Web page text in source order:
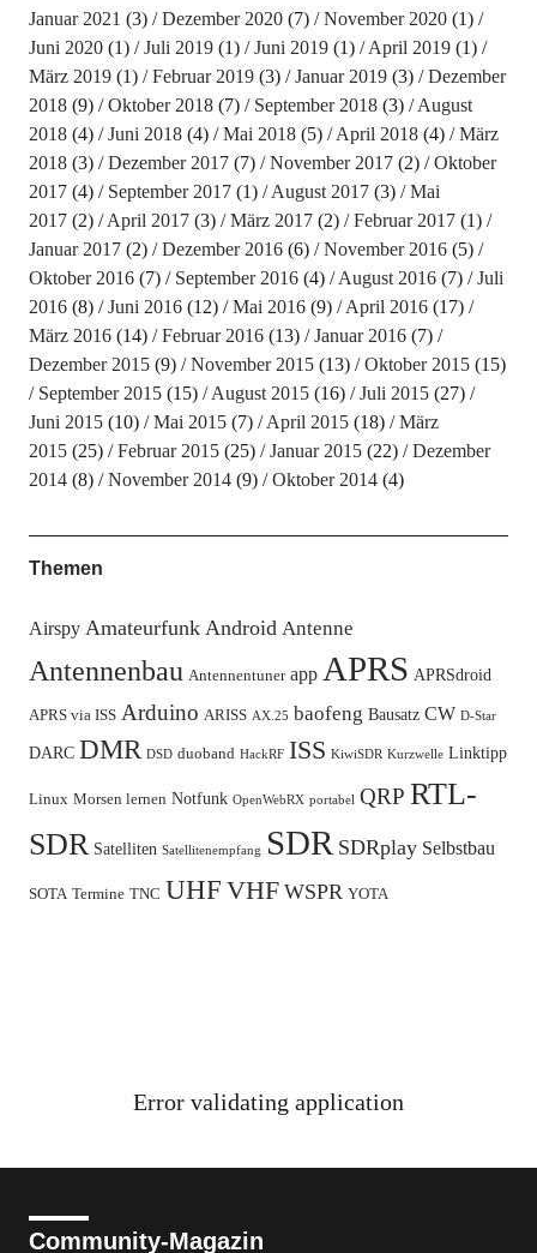
Januar 2021 (3) Dezember 2020(7) November 2020(1)
Juni 2020(1) Juli 2019(1) Juni 2019(1) April 2019(1)
März 2019(1) Februar 2019(3) Januar 2019(3)
Dezember
2018(9) Oktober 2018(7) September 2018(3)
August
2018(4) Juni 2018(4) Mai 2018(5) April 2018(4)
März
2018(3) Dezember 2017(7) November 2017(2)
Oktober
2017(4) September 2017(1) August 2017(3)
Mai
2017(2) April 2017(3) März 2017(2) Februar 2017(1)
Januar 2017(2) Dezember 2016(6) November 2016(5)
Oktober 2016(7) September 2016(4) August 2016(7)
Juli
2016(8) Juni 2016(12) Mai 2016(9) April 2016(17)
März 2016(14) Februar 2016(13) Januar 2016(7)
Dezember 2015(9) November 2015(13) Oktober 2015(15)
September 2015(15) August 2015(16) Juli 2015(27)
Juni 2015(10) Mai 2015(7) April 2015(18)
März
2015(25) Februar 2015(25) Januar 2015(22)
Dezember
2014(8) November 2014(9) Oktober 2014(4)
Themen
Airspy Amateurfunk Android Antenne
Antennenbau Antennentuner app APRS APRSdroid
APRS via ISS Arduino ARISS AX.25 baofeng Bausatz CW D-Star
DARC DMR DSD duoband HackRF ISS KiwiSDR Kurzwelle Linktipp
Linux Morsen lernen Notfunk OpenWebRX portabel QRP RTL-
SDR Satelliten Satellitenempfang SDR SDRplay Selbstbau
SOTA Termine TNC UHF VHF WSPR YOTA
Error validating application
Community-Magazin